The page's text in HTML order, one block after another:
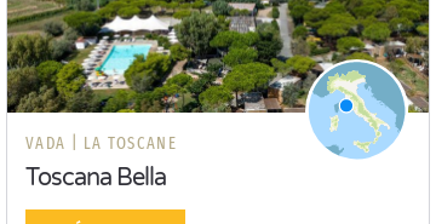
VADA | LA TOSCANE
Toscana Bella